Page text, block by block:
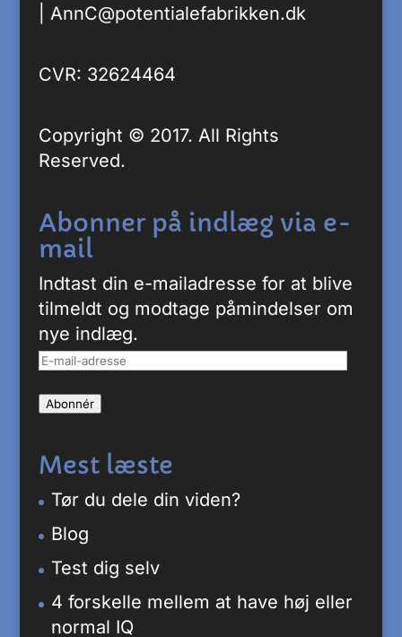
AnnC@potentialefabrikken.dk
CVR: 32624464
Copyright © 2017. All Rights
Reserved.
Abonner på indlæg via e-
mail
Indtast din e-mailadresse for at blive
tilmeldt og modtage påmindelser om
nye indlæg.
E-
adresse
Abonnér
Mest læste
Tør du dele din viden?
Blog
Test dig selv
4 forskelle mellem at have høj eller
normal IQ